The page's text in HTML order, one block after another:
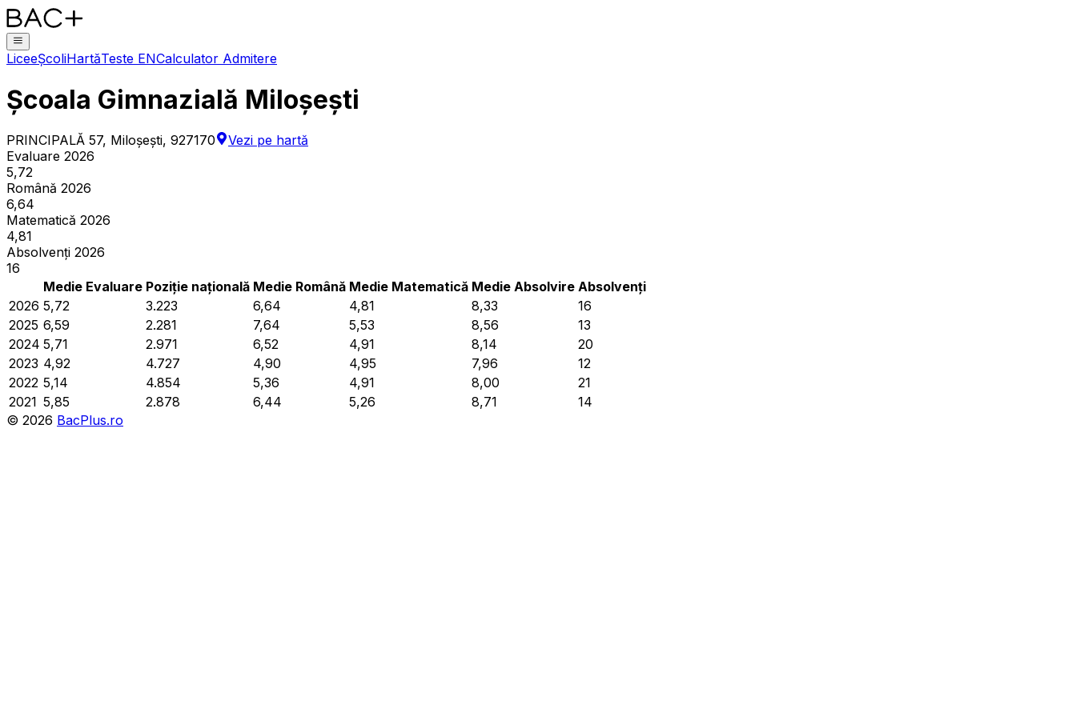
LiceeȘcoliHartăTeste ENCalculator Admitere
Școala Gimnazială Miloșești
PRINCIPALĂ 57, Miloşeşti, 927170
Vezi pe hartă
Evaluare 2026
5,72
Română 2026
6,64
Matematică 2026
4,81
Absolvenți 2026
16
Medie Evaluare Poziție națională Medie Română Medie Matematică Medie Absolvire Absolvenți
2026 5,72 3.223 6,64 4,81 8,33
16
2025 6,59 2.281 7,64 5,53 8,56
13
2024 5,71 2.971 6,52 4,91 8,14
20
2023 4,92 4.727 4,90 4,95 7,96
12
2022 5,14 4.854 5,36 4,91 8,00
21
2021 5,85 2.878 6,44 5,26 8,71
14
© 2026 BacPlus.ro